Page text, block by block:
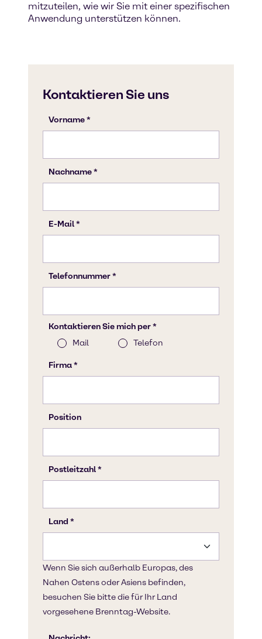
mitzuteilen, wie wir Sie mit einer spezifischen
Anwendung unterstützen können.